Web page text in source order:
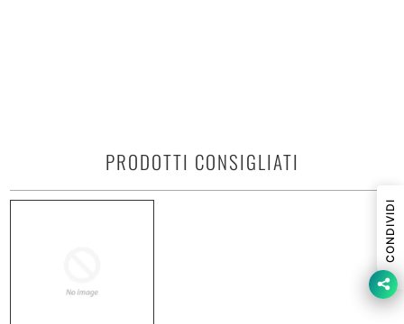
PRODOTTI CONSIGLIATI
CONDIVIDI